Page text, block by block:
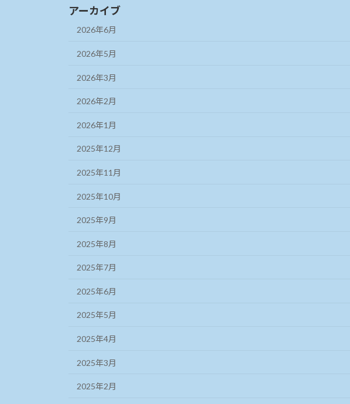
アーカイブ
2026年6月
2026年5月
2026年3月
2026年2月
2026年1月
2025年12月
2025年11月
2025年10月
2025年9月
2025年8月
2025年7月
2025年6月
2025年5月
2025年4月
2025年3月
2025年2月